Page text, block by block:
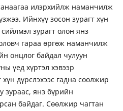
илэрхийлж наманчилж
Ийнхүү зосон зурагт хүн
зурагт олон янз
гараа өргөж наманчилж
онцлог байдал чулуун
үед хүртэл хэвээр
хүн дүрслэхээс гадна сөөлжир
зураас, янз бүрийн
байдаг. Сөөлжир чагтан